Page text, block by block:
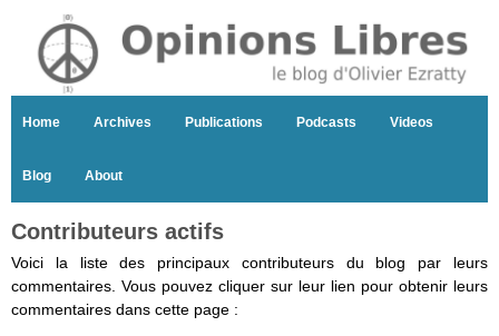
Home Archives Publications Podcasts Videos
Blog About
Contributeurs actifs
Voici la liste des principaux contributeurs du blog par leurs
commentaires. Vous pouvez cliquer sur leur lien pour obtenir leurs
commentaires dans cette page :